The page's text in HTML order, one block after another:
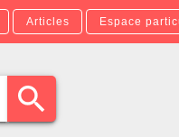
Articles Espace